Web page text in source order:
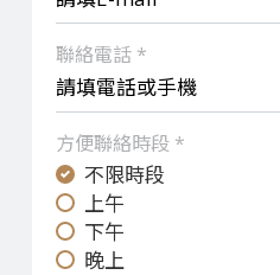
聯絡電話 *
方便聯絡時段 *
不限時段
上午
下午
晚上